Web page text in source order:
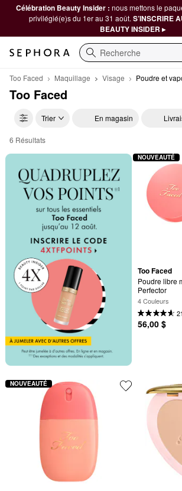
Célébration Beauty Insider : nous mettons le
privilégié(e)s du 1er au 31 août. S’INSCRIRE
BEAUTY INSIDER ▸
Recherche
Too Faced Maquillage Visage Poudre et
Too Faced
Trier En magasin
Too Faced Poudre et vaporisateur de fixation
6 Résultats
Too Faced
Poudre libre
Perfector
4 Couleurs
56,00 $
NOUVEAUTÉ
NOUVEAUTÉ